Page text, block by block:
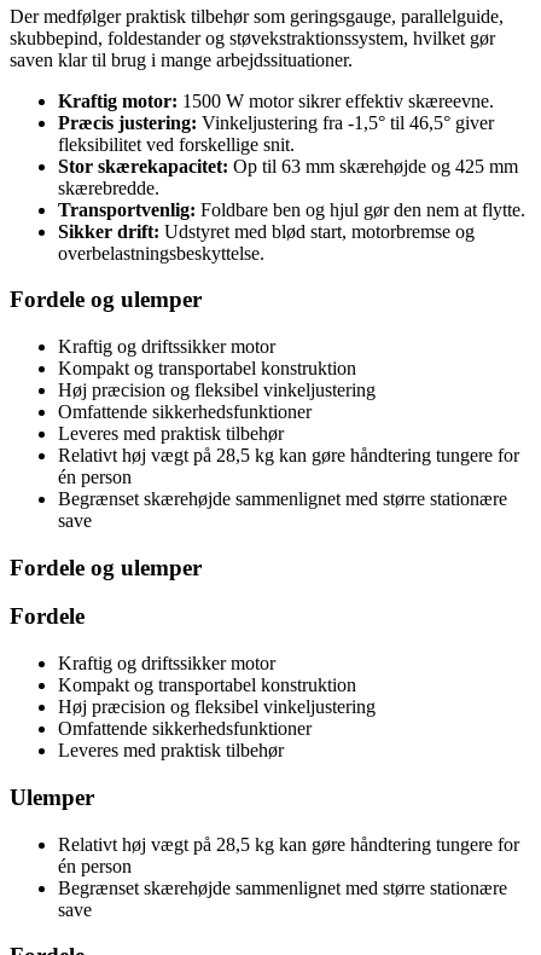
Der medfølger praktisk tilbehør som geringsgauge, parallelguide,
skubbepind, foldestander og støvekstraktionssystem, hvilket gør
saven klar til brug i mange arbejdssituationer.
Kraftig motor: 1500 W motor sikrer effektiv skæreevne.
Præcis justering: Vinkeljustering fra -1,5° til 46,5° giver
fleksibilitet ved forskellige snit.
Stor skærekapacitet: Op til 63 mm skærehøjde og 425 mm
skærebredde.
Transportvenlig: Foldbare ben og hjul gør den nem at flytte.
Sikker drift: Udstyret med blød start, motorbremse og
overbelastningsbeskyttelse.
Fordele og ulemper
Kraftig og driftssikker motor
Kompakt og transportabel konstruktion
Høj præcision og fleksibel vinkeljustering
Omfattende sikkerhedsfunktioner
Leveres med praktisk tilbehør
Relativt høj vægt på 28,5 kg kan gøre håndtering tungere for
én person
Begrænset skærehøjde sammenlignet med større stationære
save
Fordele og ulemper
Fordele
Kraftig og driftssikker motor
Kompakt og transportabel konstruktion
Høj præcision og fleksibel vinkeljustering
Omfattende sikkerhedsfunktioner
Leveres med praktisk tilbehør
Ulemper
Relativt høj vægt på 28,5 kg kan gøre håndtering tungere for
én person
Begrænset skærehøjde sammenlignet med større stationære
save